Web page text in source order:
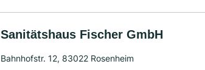
Sanitätshaus Fischer GmbH
Bahnhofstr. 12, 83022 Rosenheim